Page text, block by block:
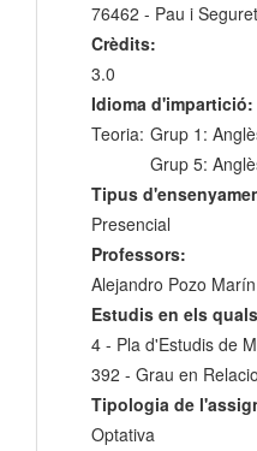
76462 - Pau i
Crèdits:
3.0
Idioma d'impartició:
Teoria: Grup 1:
Grup 5:
Tipus
Presencial
Professors:
Alejandro Pozo Marín
Estudis en els
4 - Pla d'Estudis de
392 - Grau en
Tipologia de
Optativa